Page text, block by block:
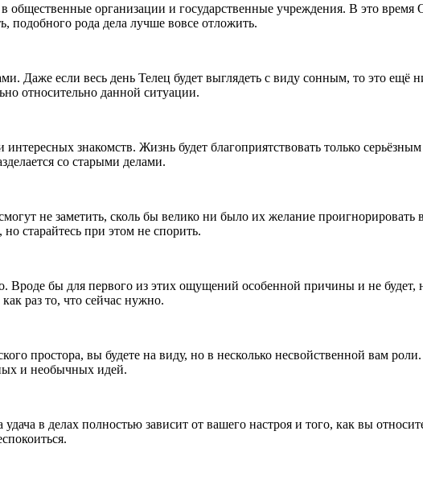
общественные организации и государственные учреждения. В это
подобного рода дела лучше вовсе отложить.
Даже если весь день Телец будет выглядеть с виду сонным, то это
относительно данной ситуации.
знакомств. Жизнь будет благоприятствовать только
со старыми делами.
не заметить, сколь бы велико ни было их желание
старайтесь при этом не спорить.
Вроде бы для первого из этих ощущений особенной причины и не будет,
раз то, что сейчас нужно.
простора, вы будете на виду, но в несколько несвойственной вам
и необычных идей.
в делах полностью зависит от вашего настроя и того, как вы